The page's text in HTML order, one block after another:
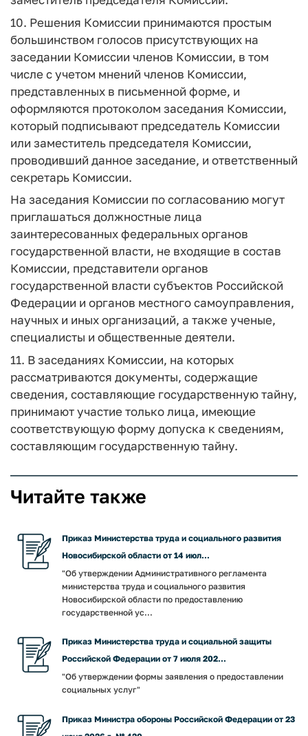
10. Решения Комиссии принимаются простым
большинством голосов присутствующих на
заседании Комиссии членов Комиссии, в том
числе с учетом мнений членов Комиссии,
представленных в письменной форме, и
оформляются протоколом заседания Комиссии,
который подписывают председатель Комиссии
или заместитель председателя Комиссии,
проводивший данное заседание, и ответственный
секретарь Комиссии.
На заседания Комиссии по согласованию могут
приглашаться должностные лица
заинтересованных федеральных органов
государственной власти, не входящие в состав
Комиссии, представители органов
государственной власти субъектов Российской
Федерации и органов местного самоуправления,
научных и иных организаций, а также ученые,
специалисты и общественные деятели.
11. В заседаниях Комиссии, на которых
рассматриваются документы, содержащие
сведения, составляющие государственную тайну,
принимают участие только лица, имеющие
соответствующую форму допуска к сведениям,
составляющим государственную тайну.
Читайте также
Приказ Министерства труда и социального развития
Новосибирской области от 14 июл...
"Об утверждении Административного регламента
министерства труда и социального развития
Новосибирской области по предоставлению
государственной ус...
Приказ Министерства труда и социальной защиты
Российской Федерации от 7 июля 202...
"Об утверждении формы заявления о предоставлении
социальных услуг"
Приказ Министра обороны Российской Федерации от 23